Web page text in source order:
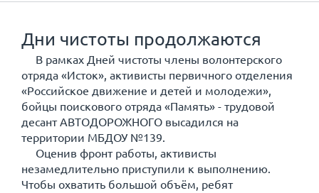
Дни чистоты продолжаются
В рамках Дней чистоты члены волонтерского
отряда «Исток», активисты первичного отделения
«Российское движение и детей и молодежи»,
бойцы поискового отряда «Память» - трудовой
десант АВТОДОРОЖНОГО высадился на
территории МБДОУ №139.
Оценив фронт работы, активисты
незамедлительно приступили к выполнению.
Чтобы охватить большой объём, ребят